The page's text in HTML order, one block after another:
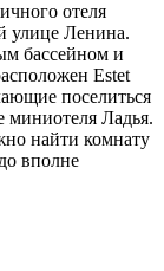
отеля
улице Ленина.
бассейном и
Estet
поселиться
миниотеля Ладья.
найти комнату
вполне